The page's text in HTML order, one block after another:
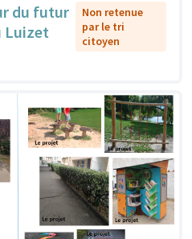
du futur
Luizet
Non retenue
par le tri
citoyen